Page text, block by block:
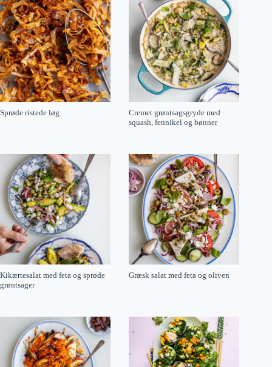
Sprøde ristede løg
Cremet grøntsagsgryde med
squash, fennikel og bønner
Kikærtesalat med feta og sprøde
grøntsager
Græsk salat med feta og oliven